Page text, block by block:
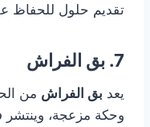
تقديم حلول للحفاظ
7. بق الفراش
يعد بق الفراش من
وحكة مزعجة، وينتشر